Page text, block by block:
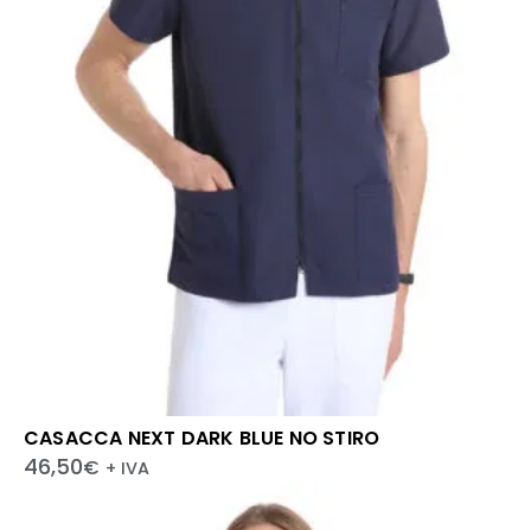
CASACCA NEXT DARK BLUE NO STIRO
46,50€ + IVA